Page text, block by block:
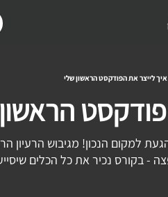
איך לייצר את הפודקסט הראשון שלי
למקום הנכון! מגיבוש הרעיון
- בקורס נכיר את כל הכלים